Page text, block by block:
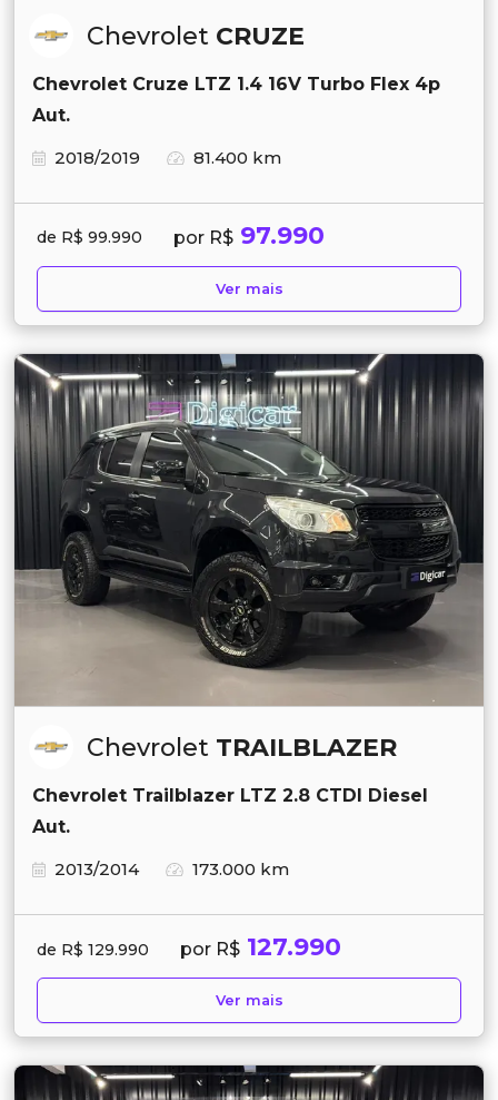
Chevrolet CRUZE
Chevrolet Cruze LTZ 1.4 16V Turbo Flex 4p
Aut.
2018/2019
81.400 km
de R$ 99.990 por R$ 97.990
Ver mais
Chevrolet TRAILBLAZER
Chevrolet Trailblazer LTZ 2.8 CTDI Diesel
Aut.
2013/2014
173.000 km
de R$ 129.990 por R$ 127.990
Ver mais